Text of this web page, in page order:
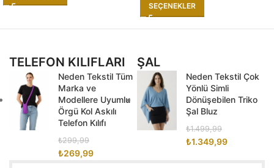
SEÇENEKLER
TELEFON KILIFLARI
Neden Tekstil Tüm
Marka ve
Modellere Uyumlu
Örgü Kol Askılı
Telefon Kılıfı
₺299,99
₺269,99
ŞAL
Neden Tekstil Çok
Yönlü Simli
Dönüşebilen Triko
Şal Bluz
₺1.499,99
₺1.349,99